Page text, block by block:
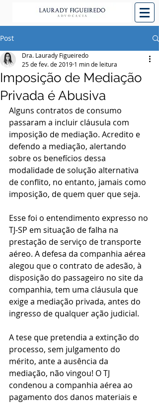
Post
Imposição de Mediação
Privada é Abusiva
Dra. Laurady Figueiredo
25 de fev. de 2019 1 min de leitura
Alguns contratos de consumo
passaram a incluir cláusula com
imposição de mediação. Acredito e
defendo a mediação, alertando
sobre os benefícios dessa
modalidade de solução alternativa
de conflito, no entanto, jamais como
imposição, de quem quer que seja.
Esse foi o entendimento expresso no
TJ-SP em situação de falha na
prestação de serviço de transporte
aéreo. A defesa da companhia aérea
alegou que o contrato de adesão, à
disposição do passageiro no site da
companhia, tem uma cláusula que
exige a mediação privada, antes do
ingresso de qualquer ação judicial.
A tese que pretendia a extinção do
processo, sem julgamento do
mérito, ante a ausência da
mediação, não vingou! O TJ
condenou a companhia aérea ao
pagamento dos danos materiais e